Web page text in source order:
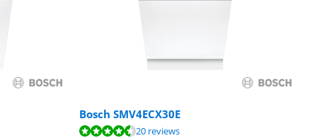
Bosch SMV4ECX30E
20 reviews